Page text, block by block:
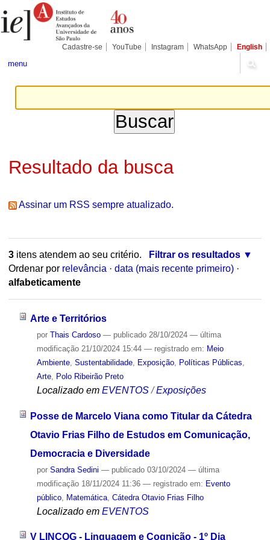
para
conteúdo.
Pessoais
Cadastre-se YouTube Instagram WhatsApp English
menu
Resultado da busca
Assinar um RSS sempre atualizado.
3itens atendem ao seu critério.
Filtrar os resultados
Ordenar por relevância · data (mais recente primeiro) ·
alfabeticamente
Arte e Territórios
por Thais Cardoso — publicado28/10/2024 — última
modificação21/10/2024 15:44 — registrado em: Meio
Ambiente, Sustentabilidade, Exposição, Políticas Públicas
Arte, Polo Ribeirão Preto
Localizado em EVENTOS /Exposições
Posse de Marcelo Viana como Titular da Cátedra
Otavio Frias Filho de Estudos em Comunicação,
Democracia e Diversidade
por Sandra Sedini — publicado03/10/2024 — última
modificação18/11/2024 11:36 — registrado em: Evento
público, Matemática, Cátedra Otavio Frias Filho
Localizado em EVENTOS
V LINCOG - Linguagem e Cognição - 1º Dia